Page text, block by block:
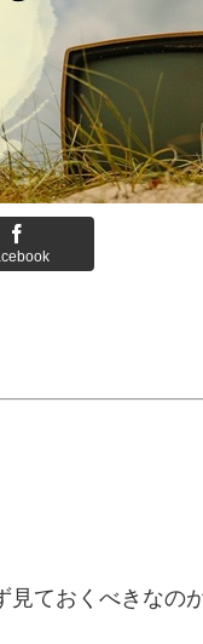
ておくべきなのが